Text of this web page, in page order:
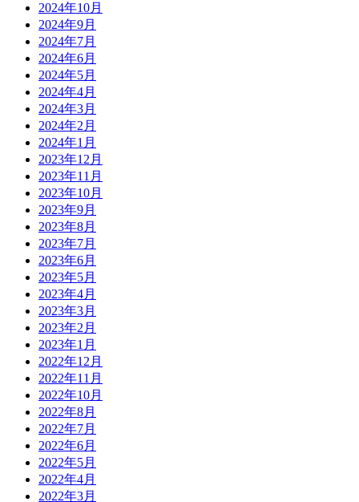
2024年10月
2024年9月
2024年7月
2024年6月
2024年5月
2024年4月
2024年3月
2024年2月
2024年1月
2023年12月
2023年11月
2023年10月
2023年9月
2023年8月
2023年7月
2023年6月
2023年5月
2023年4月
2023年3月
2023年2月
2023年1月
2022年12月
2022年11月
2022年10月
2022年8月
2022年7月
2022年6月
2022年5月
2022年4月
2022年3月